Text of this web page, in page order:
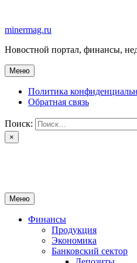
содержимому
minermag.ru
Новостной портал, финансы,
Меню
Политика
Обратная связь
Поиск:
×
Меню
Финансы
Продукция
Экономика
Банковский сектор